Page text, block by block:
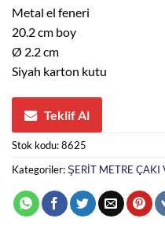
Metal el feneri
20.2 cm boy
Ø 2.2 cm
Siyah karton kutu
Teklif Al
Stok kodu:8625
Kategoriler:ŞERİT METRE ÇAKI